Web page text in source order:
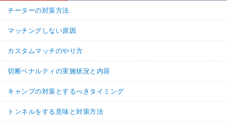
チーターの対策方法
マッチングしない原因
カスタムマッチのやり方
切断ペナルティの実施状況と内容
キャンプの対策とするべきタイミング
トンネルをする意味と対策方法